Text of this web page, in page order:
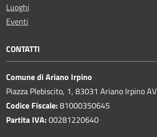
Luoghi
Eventi
CONTATTI
Comune di Ariano Irpino
Piazza Plebiscito, 1, 83031 Ariano Irpino AV
Codice Fiscale:81000350645
Partita IVA:00281220640